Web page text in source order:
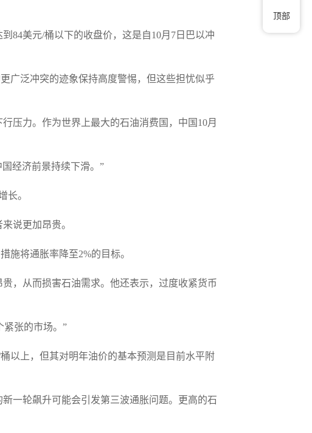
84美元/桶以下的收盘价，这是自10月7日巴以冲
广泛冲突的迹象保持高度警惕，但这些担忧似乎
压力。作为世界上最大的石油消费国，中国10月
经济前景持续下滑。”
长。
说更加昂贵。
施将通胀率降至2%的目标。
，从而损害石油需求。他还表示，过度收紧货币
紧张的市场。”
以上，但其对明年油价的基本预测是目前水平附
一轮飙升可能会引发第三波通胀问题。更高的石
顶部